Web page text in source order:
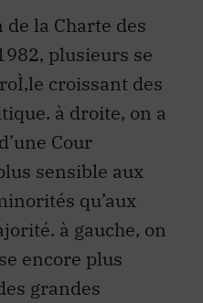
la Charte des
plusieurs se
croissant des
à droite, on a
Cour
sensible aux
qu’aux
à gauche, on
encore plus
grandes